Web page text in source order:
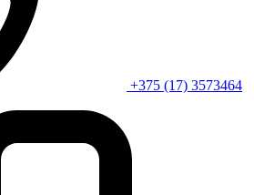
+375 (17) 3573464